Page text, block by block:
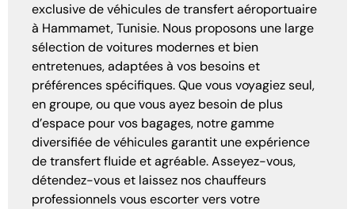
exclusive de véhicules de transfert aéroportuaire
à Hammamet, Tunisie. Nous proposons une large
sélection de voitures modernes et bien
entretenues, adaptées à vos besoins et
préférences spécifiques. Que vous voyagiez seul,
en groupe, ou que vous ayez besoin de plus
d’espace pour vos bagages, notre gamme
diversifiée de véhicules garantit une expérience
de transfert fluide et agréable. Asseyez-vous,
détendez-vous et laissez nos chauffeurs
professionnels vous escorter vers votre